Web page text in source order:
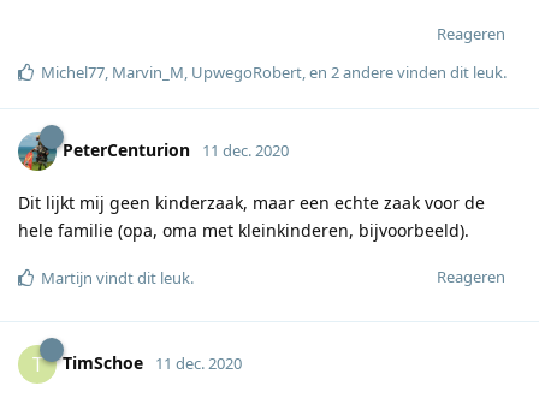
Reageren
Michel77, Marvin_M, UpwegoRobert, en 2anderevinden dit leuk.
PeterCenturion 11 dec. 2020
Dit lijkt mij geen kinderzaak, maar een echte zaak voor de
hele familie (opa, oma met kleinkinderen, bijvoorbeeld).
Reageren
Martijn vindt dit leuk.
T TimSchoe 11 dec. 2020